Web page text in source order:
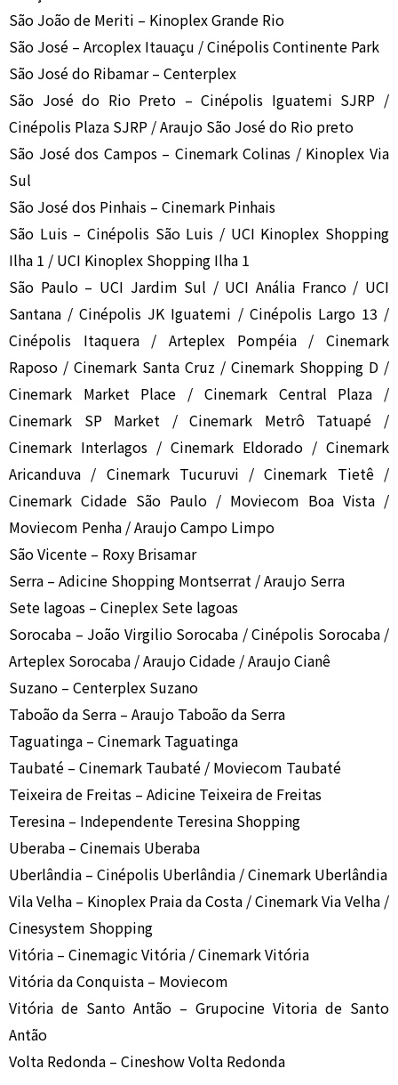
São João de Meriti – Kinoplex Grande Rio
São José – Arcoplex Itauaçu / Cinépolis Continente Park
São José do Ribamar – Centerplex
São José do Rio Preto – Cinépolis Iguatemi SJRP /
Cinépolis Plaza SJRP / Araujo São José do Rio preto
São José dos Campos – Cinemark Colinas / Kinoplex Via
Sul
São José dos Pinhais – Cinemark Pinhais
São Luis – Cinépolis São Luis / UCI Kinoplex Shopping
Ilha 1 / UCI Kinoplex Shopping Ilha 1
São Paulo – UCI Jardim Sul / UCI Anália Franco / UCI
Santana / Cinépolis JK Iguatemi / Cinépolis Largo 13 /
Cinépolis Itaquera / Arteplex Pompéia / Cinemark
Raposo / Cinemark Santa Cruz / Cinemark Shopping D /
Cinemark Market Place / Cinemark Central Plaza /
Cinemark SP Market / Cinemark Metrô Tatuapé /
Cinemark Interlagos / Cinemark Eldorado / Cinemark
Aricanduva / Cinemark Tucuruvi / Cinemark Tietê /
Cinemark Cidade São Paulo / Moviecom Boa Vista /
Moviecom Penha / Araujo Campo Limpo
São Vicente – Roxy Brisamar
Serra – Adicine Shopping Montserrat / Araujo Serra
Sete lagoas – Cineplex Sete lagoas
Sorocaba – João Virgilio Sorocaba / Cinépolis Sorocaba /
Arteplex Sorocaba / Araujo Cidade / Araujo Cianê
Suzano – Centerplex Suzano
Taboão da Serra – Araujo Taboão da Serra
Taguatinga – Cinemark Taguatinga
Taubaté – Cinemark Taubaté / Moviecom Taubaté
Teixeira de Freitas – Adicine Teixeira de Freitas
Teresina – Independente Teresina Shopping
Uberaba – Cinemais Uberaba
Uberlândia – Cinépolis Uberlândia / Cinemark Uberlândia
Vila Velha – Kinoplex Praia da Costa / Cinemark Via Velha /
Cinesystem Shopping
Vitória – Cinemagic Vitória / Cinemark Vitória
Vitória da Conquista – Moviecom
Vitória de Santo Antão – Grupocine Vitoria de Santo
Antão
Volta Redonda – Cineshow Volta Redonda